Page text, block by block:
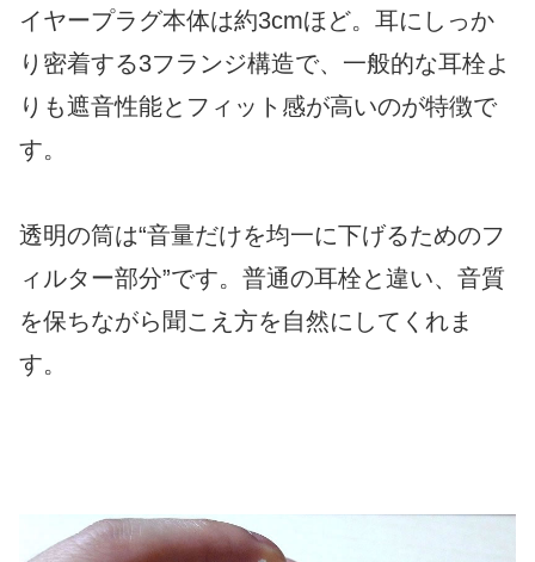
イヤープラグ本体は約3cmほど。耳にしっか
り密着する3フランジ構造で、一般的な耳栓よ
りも遮音性能とフィット感が高いのが特徴で
す。
透明の筒は“音量だけを均一に下げるためのフ
ィルター部分”です。普通の耳栓と違い、音質
を保ちながら聞こえ方を自然にしてくれま
す。